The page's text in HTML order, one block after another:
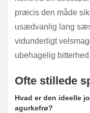
præcis den måde
usædvanlig lang
vidunderligt
ubehagelig bitterhed.
Ofte stillede
Hvad er den ideelle
agurkefrø?